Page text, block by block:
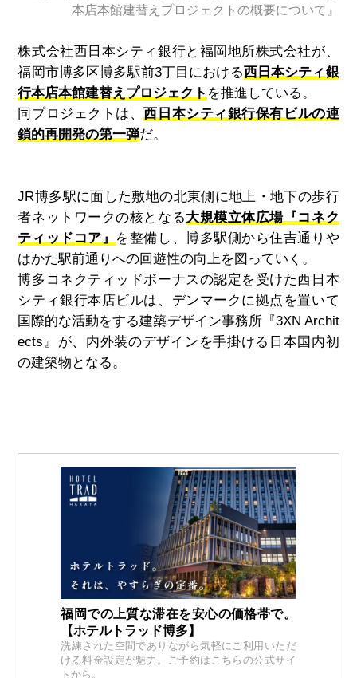
本店本館建替えプロジェクトの概要について』
株式会社西日本シティ銀行と福岡地所株式会社が、
福岡市博多区博多駅前3丁目における西日本シティ銀
行本店本館建替えプロジェクトを推進している。
同プロジェクトは、西日本シティ銀行保有ビルの連
鎖的再開発の第一弾だ。
JR博多駅に面した敷地の北東側に地上・地下の歩行
者ネットワークの核となる大規模立体広場『コネク
ティッドコア』を整備し、博多駅側から住吉通りや
はかた駅前通りへの回遊性の向上を図っていく。
博多コネクティッドボーナスの認定を受けた西日本
シティ銀行本店ビルは、デンマークに拠点を置いて
国際的な活動をする建築デザイン事務所『3XN Archit
ects 』が、内外装のデザインを手掛ける日本国内初
の建築物となる。
福岡での上質な滞在を安心の価格帯で。
【ホテルトラッド博多】
洗練された空間でありながら気軽にご利用いただ
ける料金設定が魅力。ご予約はこちらの公式サイ
トから。